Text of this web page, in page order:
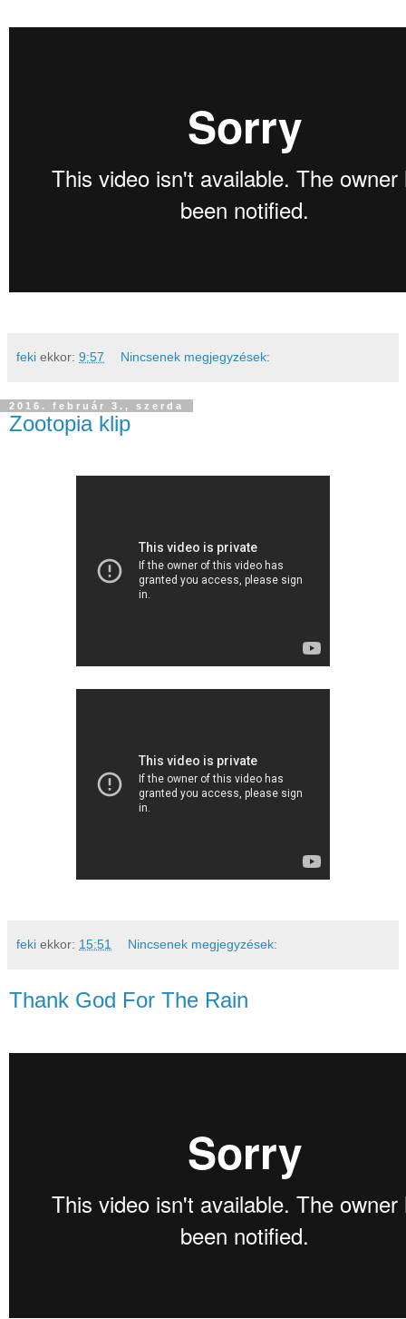
feki ekkor: 9:57 Nincsenek megjegyzések:
2016. február 3., szerda
Zootopia klip
feki ekkor: 15:51 Nincsenek megjegyzések:
Thank God For The Rain